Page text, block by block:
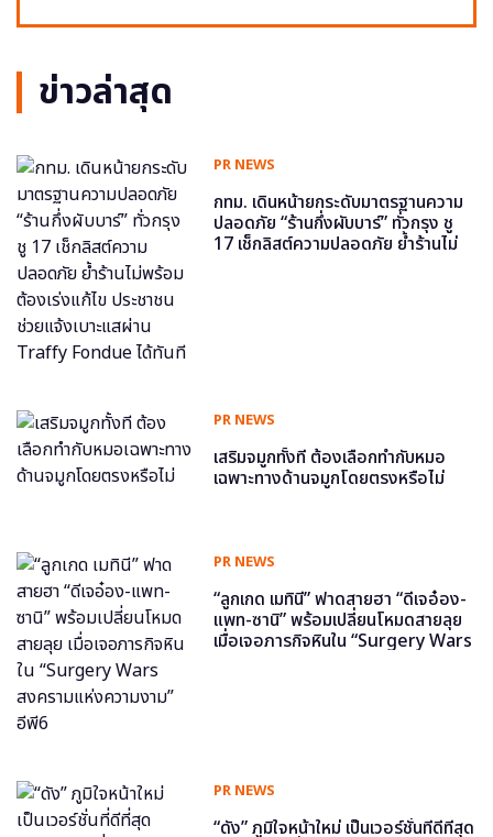
ข่าวล่าสุด
PR NEWS
กทม. เดินหน้ายกระดับมาตรฐานความ
ปลอดภัย “ร้านกึ่งผับบาร์” ทั่วกรุง ชู
17 เช็กลิสต์ความปลอดภัย ย้ำร้านไม่
PR NEWS
เสริมจมูกทั้งที ต้องเลือกทำกับหมอ
เฉพาะทางด้านจมูกโดยตรงหรือไม่
PR NEWS
“ลูกเกด เมทินี” ฟาดสายฮา “ดีเจอ๋อง-
แพท-ซานิ” พร้อมเปลี่ยนโหมดสายลุย
เมื่อเจอภารกิจหินใน “Surgery Wars
PR NEWS
“ดัง” ภูมิใจหน้าใหม่ เป็นเวอร์ชั่นที่ดีที่สุด